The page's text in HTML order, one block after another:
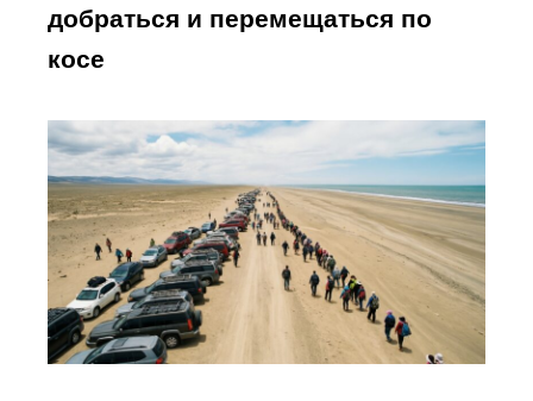
добраться и перемещаться по
косе